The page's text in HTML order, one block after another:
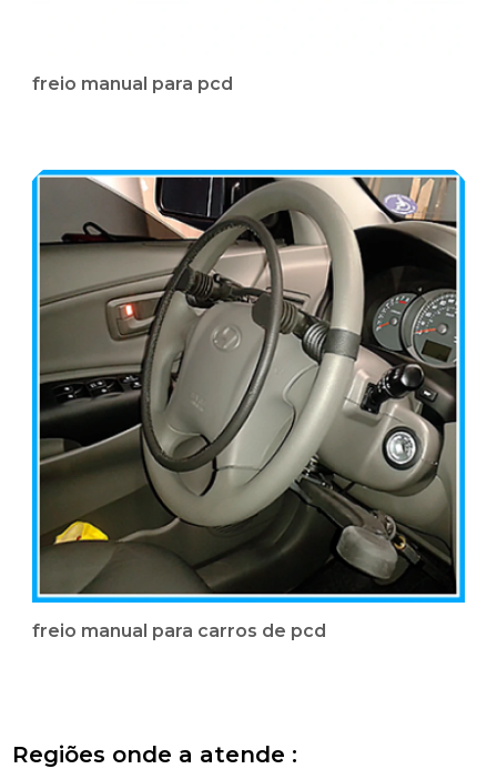
freio manual para pcd
freio manual para carros de pcd
Regiões onde a atende :